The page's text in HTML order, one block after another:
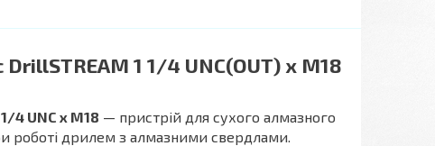
1 1/4 UNC(OUT) x М18
4 UNC x М18 — пристрій для сухого алмазного
роботі дрилем з алмазними свердлами.